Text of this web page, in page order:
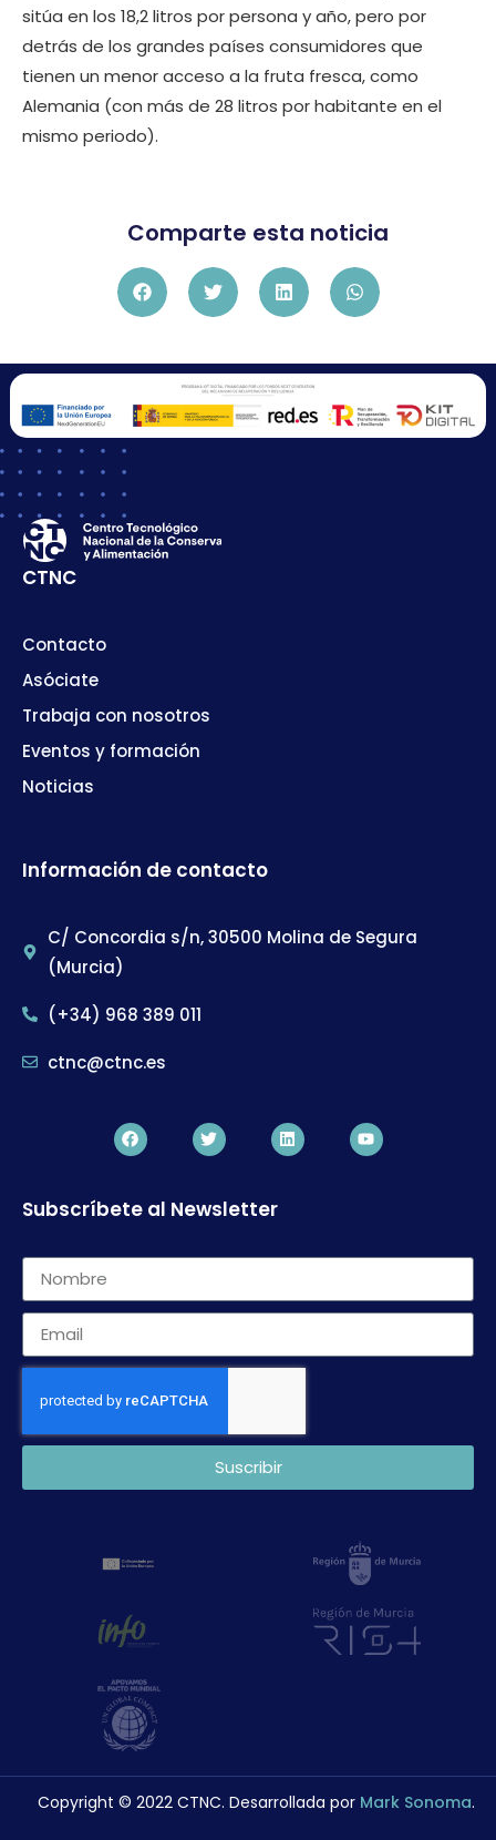
sitúa en los 18,2 litros por persona y año, pero por
detrás de los grandes países consumidores que
tienen un menor acceso a la fruta fresca, como
Alemania (con más de 28 litros por habitante en el
mismo periodo).
Comparte esta noticia
CTNC
Contacto
Asóciate
Trabaja con nosotros
Eventos y formación
Noticias
Información de contacto
C/ Concordia s/n, 30500 Molina de Segura
(Murcia)
(+34) 968 389 011
ctnc@ctnc.es
Subscríbete al Newsletter
Suscribir
Copyright © 2022 CTNC. Desarrollada por Mark Sonoma.